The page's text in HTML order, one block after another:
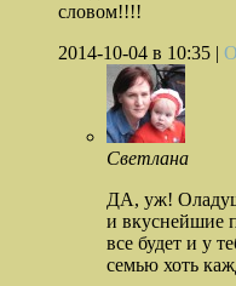
словом!!!!
2014-10-04 в 10:35 |
Светлана
ДА, уж!
и вкуснейшие
все будет и у
семью хоть